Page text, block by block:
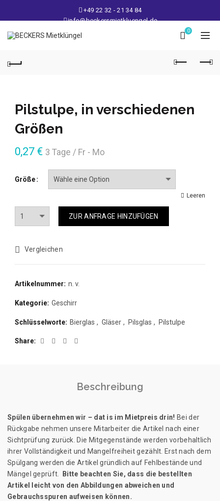
+49 22 32 - 21 34 84
info@beckersmietkluengel.de
Lager: Gutenbergstraße 1 - 50389 Wesseling
Mo - Fr: 9 – 17 Uhr, Sa: 9 – 12 Uhr
0
Pilstulpe, in verschiedenen
Größen
0,27 € 3 Tage / Fr - Mo
Größe
Leeren
ZUR ANFRAGE HINZUFÜGEN
Vergleichen
Artikelnummer: n. v.
Kategorie: Geschirr
Schlüsselworte: Bierglas , Gläser , Pilsglas , Pilstulpe
Share
Beschreibung
Spülen übernehmen wir – dat is im Mietpreis drin! Bei der
Rückgabe nehmen unsere Mitarbeiter die Artikel nach einer
Sichtprüfung zurück. Die Mitgegenstände werden vorbehaltlich
ihrer Vollständigkeit und Mangelfreiheit gezählt. Erst nach dem
Spülgang werden die Artikel gründlich auf Fehlbestände und
Mängel geprüft.
Bitte beachten Sie, dass die bestellten
Artikel leicht von den Abbildungen abweichen und
Gebrauchsspuren aufweisen können.